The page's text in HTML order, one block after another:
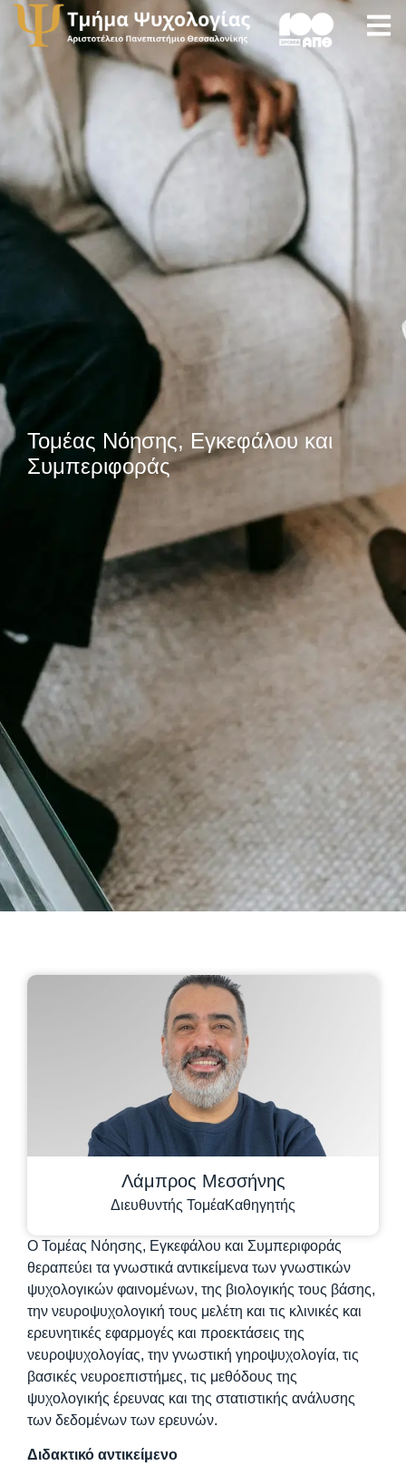
Τομέας Νόησης, Εγκεφάλου και
Συμπεριφοράς
Λάμπρος Μεσσήνης
Διευθυντής ΤομέαΚαθηγητής
Ο Τομέας Νόησης, Εγκεφάλου και Συμπεριφοράς
θεραπεύει τα γνωστικά αντικείμενα των γνωστικών
ψυχολογικών φαινομένων, της βιολογικής τους βάσης,
την νευροψυχολογική τους μελέτη και τις κλινικές και
ερευνητικές εφαρμογές και προεκτάσεις της
νευροψυχολογίας, την γνωστική γηροψυχολογία, τις
βασικές νευροεπιστήμες, τις μεθόδους της
ψυχολογικής έρευνας και της στατιστικής ανάλυσης
των δεδομένων των ερευνών.
Διδακτικό αντικείμενο